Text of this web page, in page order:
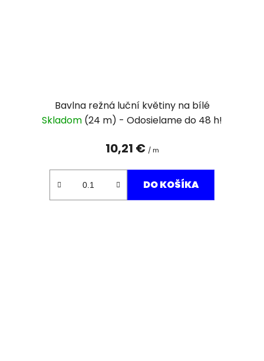
Bavlna režná luční květiny na bílé
Skladom (24 m)
10,21 € / m
DO KOŠÍKA